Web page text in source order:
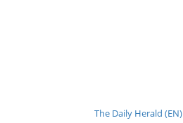
The Daily Herald (EN)